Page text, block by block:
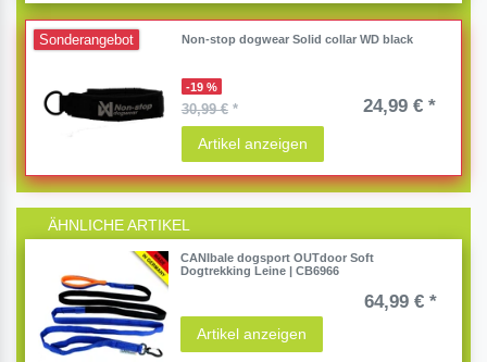
Sonderangebot Non-stop dogwear Solid collar WD black
-19 %
30,99 €* 24,99 € *
Artikel anzeigen
ÄHNLICHE ARTIKEL
CANIbale dogsport OUTdoor Soft
Dogtrekking Leine | CB6966
64,99 € *
Artikel anzeigen